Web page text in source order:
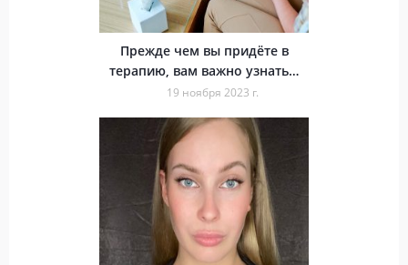
Прежде чем вы придёте в
терапию, вам важно узнать…
19 ноября 2023 г.